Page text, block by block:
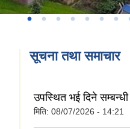
सूचना तथा समाचार
उपस्थित भई दिने
मिति: 08/07/2026 - 14:21